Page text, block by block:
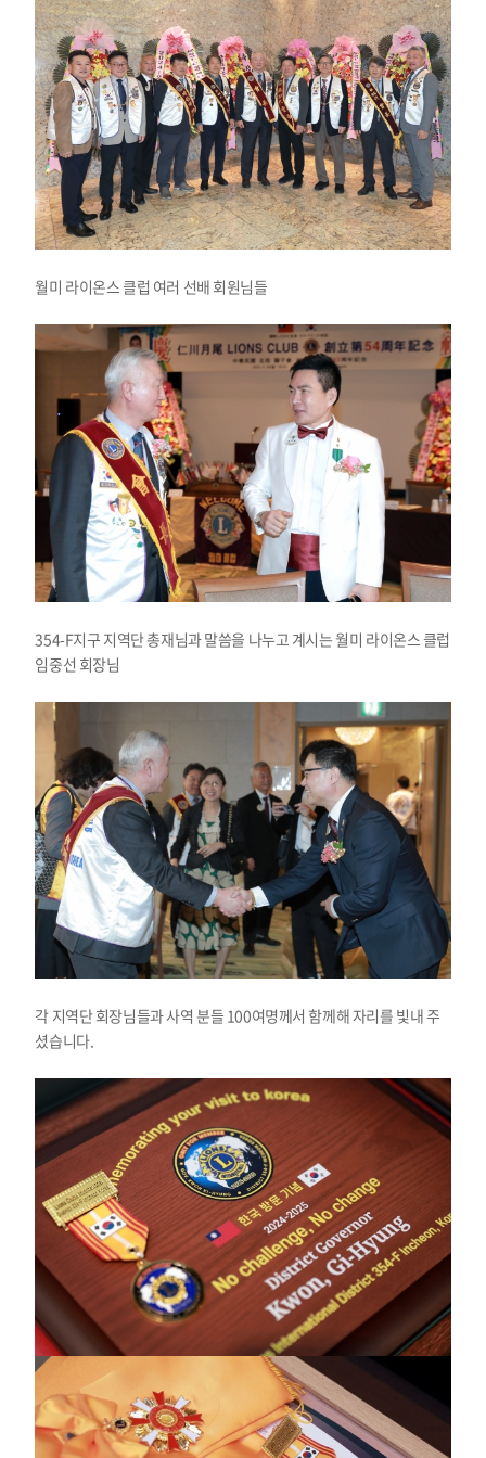
월미 라이온스 클럽 여러 선배 회원님들
354-F지구 지역단 총재님과 말씀을 나누고 계시는 월미 라이온스 클럽
임중선 회장님
각 지역단 회장님들과 사역 분들 100여명께서 함께해 자리를 빛내 주
셨습니다.